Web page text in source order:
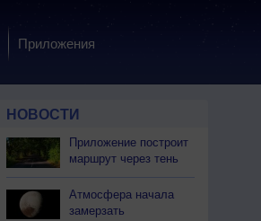
Приложения
НОВОСТИ
Приложение построит
маршрут через тень
Атмосфера начала
замерзать